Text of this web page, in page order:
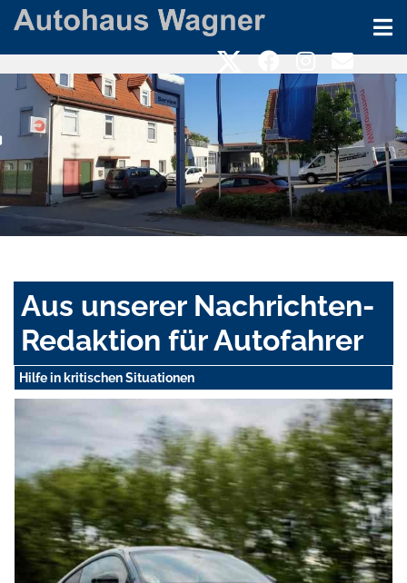
Aus unserer Nachrichten-
Redaktion für Autofahrer
Hilfe in kritischen Situationen